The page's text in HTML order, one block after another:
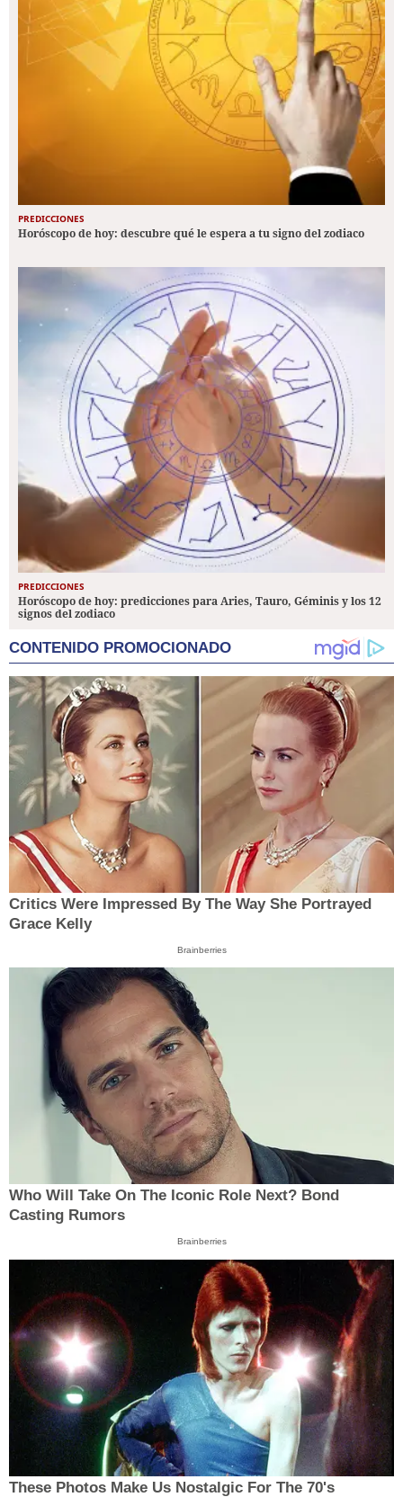
PREDICCIONES
Horóscopo de hoy: descubre qué le espera a tu signo del zodiaco
PREDICCIONES
Horóscopo de hoy: predicciones para Aries, Tauro, Géminis y los 12
signos del zodiaco
CONTENIDO PROMOCIONADO
Critics Were Impressed By The Way She Portrayed
Grace Kelly
Brainberries
Who Will Take On The Iconic Role Next? Bond
Casting Rumors
Brainberries
These Photos Make Us Nostalgic For The 70's